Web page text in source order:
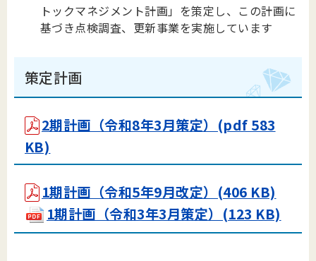
トックマネジメント計画」を策定し、この計画に
基づき点検調査、更新事業を実施しています
策定計画
2期計画（令和8年3月策定）(pdf 583
KB)
1期計画（令和5年9月改定）(406 KB)
1期計画（令和3年3月策定）(123 KB)